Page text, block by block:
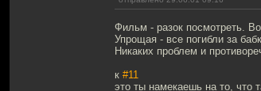
Фильм - разок посмотреть.
Упрощая - все погибли за
Никаких проблем и
к #11
это ты намекаешь на то, что